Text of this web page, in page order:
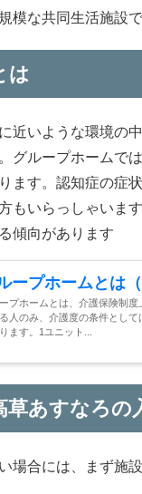
模な共同生活施設で
は
近いような環境の
グループホームで
ます。認知症の症
もいらっしゃいま
傾向があります
ープホームとは
プホームとは、介護保険制
人のみ、介護度の条件とし
ます。1ユニット...
草あすなろの
場合には、まず施